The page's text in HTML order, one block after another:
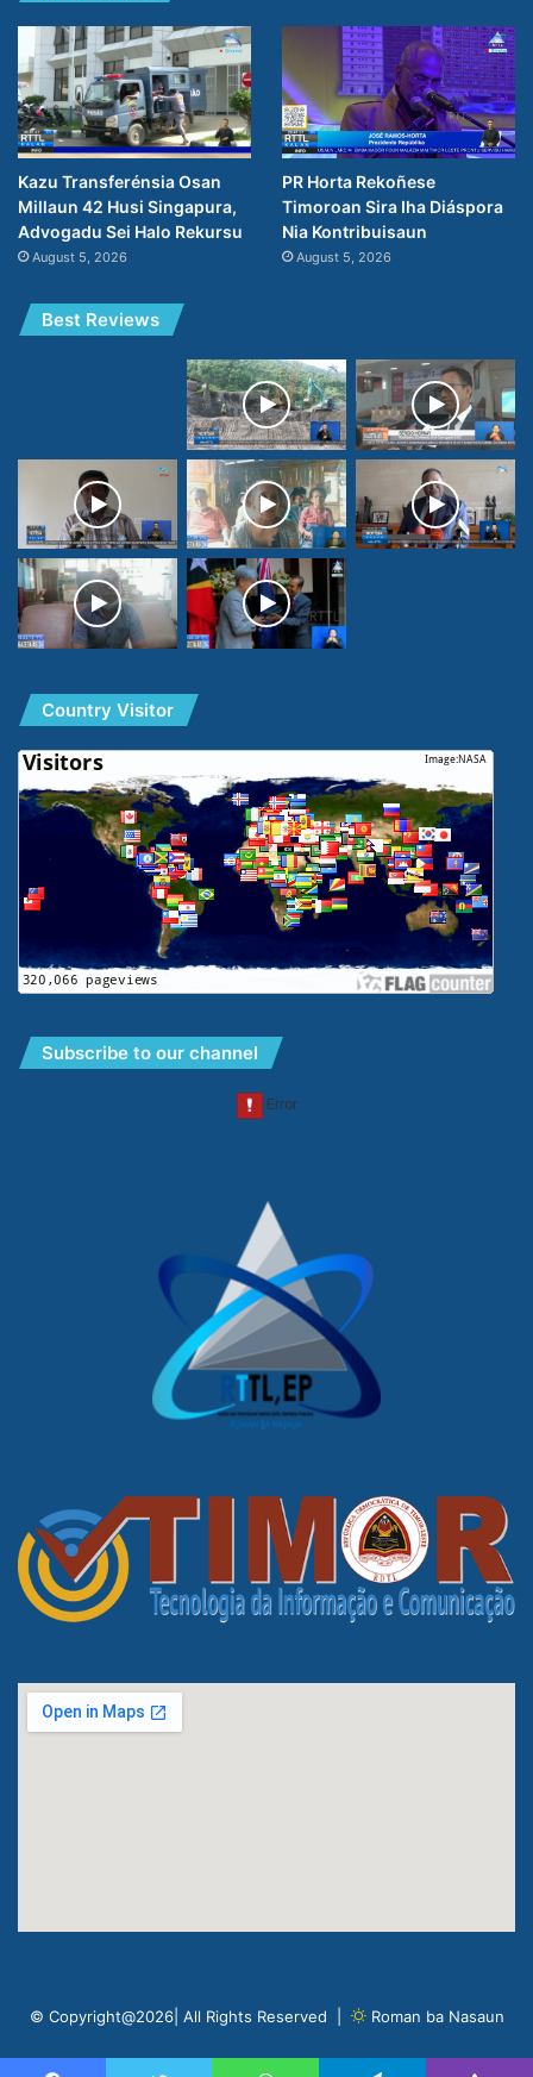
Kazu Transferénsia Osan
Millaun 42 Husi Singapura,
Advogadu Sei Halo Rekursu
August 5, 2026
PR Horta Rekoñese
Timoroan Sira Iha Diáspora
Nia Kontribuisaun
August 5, 2026
Best Reviews
Country Visitor
Subscribe to our channel
© Copyright@2026| All Rights Reserved | Roman ba Nasaun